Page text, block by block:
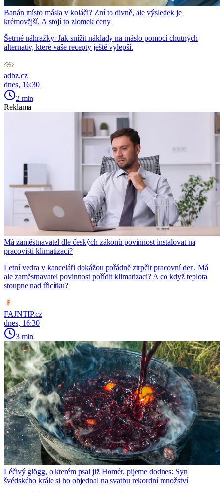
Banán místo másla v koláči? Zní to divně, ale výsledek je
krémovější. A stojí to zlomek ceny
Šetrné náhražky: Jak snížit náklady na máslo pomocí chutných
alternativ, které vaše recepty ještě vylepší.
adbz.cz
dnes, 16:30
2 min
Reklama
Má zaměstnavatel dle českých zákonů povinnost instalovat na
pracovišti klimatizaci?
Letní vedra v kanceláři dokážou pořádně ztrpčit pracovní den. Má
ale zaměstnavatel povinnost pořídit klimatizaci? A co když teplota
stoupne nad třicítku?
FAJNTIP.cz
dnes, 16:30
3 min
Léčivý glögg, o kterém psal již Homér, pijeme dodnes: Syn
švédského krále si ho objednal na svatbu rekordní množství